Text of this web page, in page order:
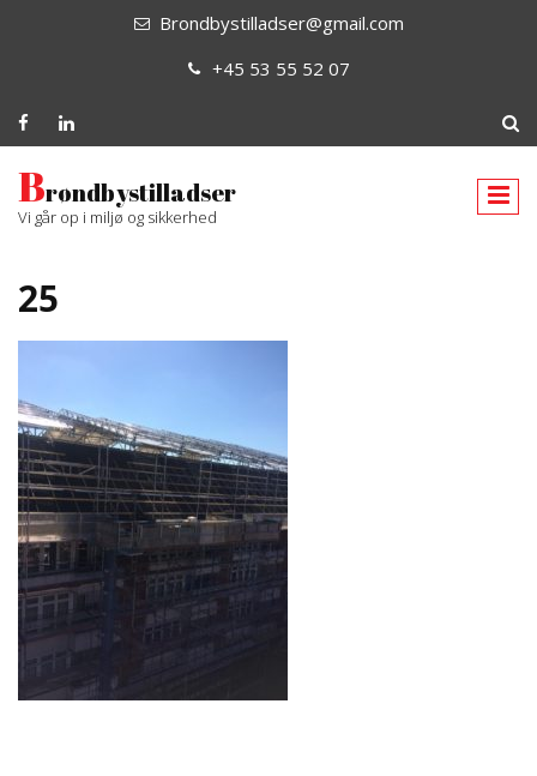
Brondbystilladser@gmail.com
+45 53 55 52 07
Brøndbystilladser
Vi går op i miljø og sikkerhed
25